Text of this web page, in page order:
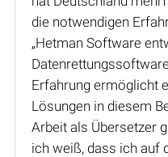
die notwendigen
„Hetman Software
Erfahrung ermöglicht
Lösungen in diesem
Arbeit als Übersetzer
ich weiß, dass ich auf